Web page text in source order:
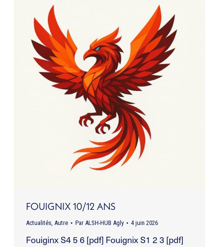
FOUIGNIX 10/12 ANS
Actualités, Autre Par ALSH-HUB Agly 4 juin 2026
Fouiginx S4 5 6 [pdf] Fouignix S1 2 3 [pdf]